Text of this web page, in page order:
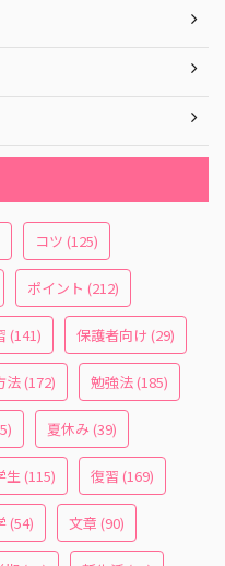
コツ (125)
ポイント (212)
(141) 保護者向け (29)
法(172) 勉強法(185)
夏休み (39)
生 (115) 復習 (169)
(54) 文章 (90)